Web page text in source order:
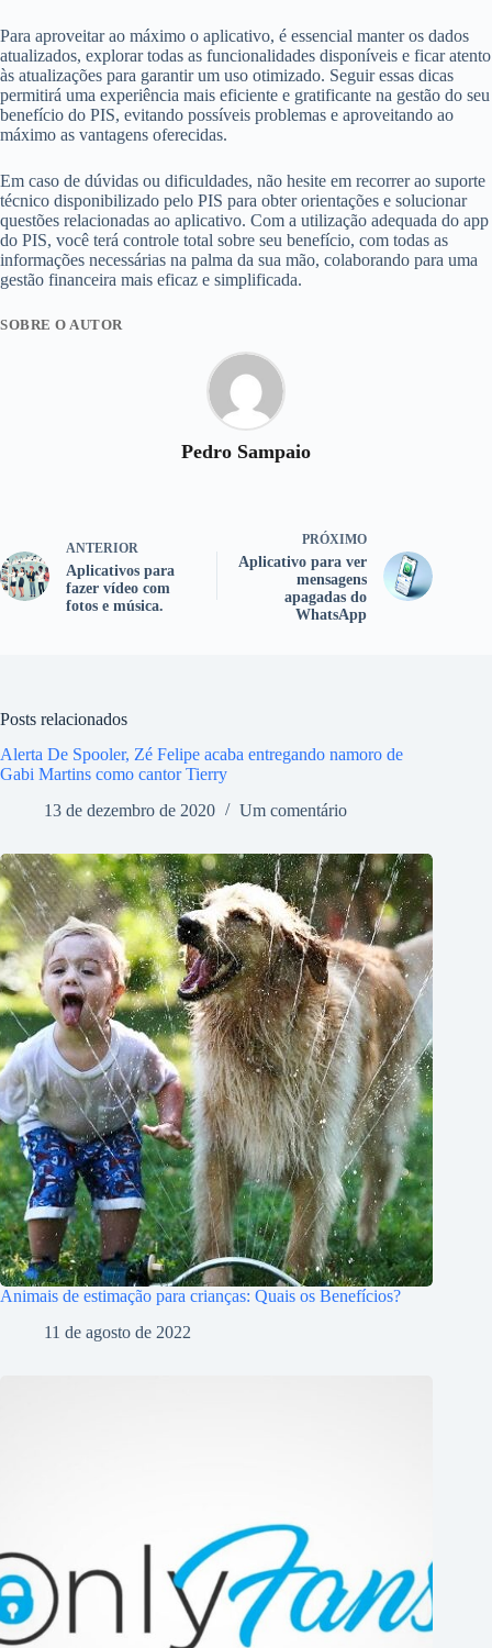
Para aproveitar ao máximo o aplicativo, é essencial manter os dados
atualizados, explorar todas as funcionalidades disponíveis e ficar atento
às atualizações para garantir um uso otimizado. Seguir essas dicas
permitirá uma experiência mais eficiente e gratificante na gestão do seu
benefício do PIS, evitando possíveis problemas e aproveitando ao
máximo as vantagens oferecidas.
Em caso de dúvidas ou dificuldades, não hesite em recorrer ao suporte
técnico disponibilizado pelo PIS para obter orientações e solucionar
questões relacionadas ao aplicativo. Com a utilização adequada do app
do PIS, você terá controle total sobre seu benefício, com todas as
informações necessárias na palma da sua mão, colaborando para uma
gestão financeira mais eficaz e simplificada.
SOBRE O AUTOR
Pedro Sampaio
ANTERIOR
Aplicativos para
fazer vídeo com
fotos e música.
PRÓXIMO
Aplicativo para ver
mensagens
apagadas do
WhatsApp
Posts relacionados
Alerta De Spooler, Zé Felipe acaba entregando namoro de
Gabi Martins como cantor Tierry
13 de dezembro de 2020
Um comentário
Animais de estimação para crianças: Quais os Benefícios?
11 de agosto de 2022